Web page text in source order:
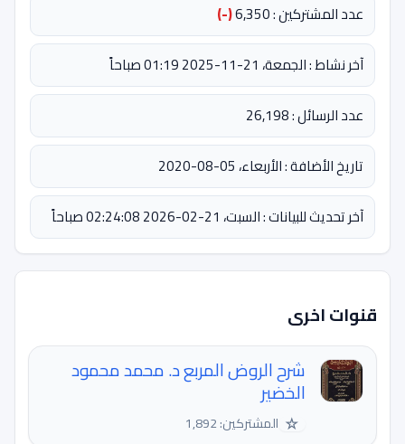
عدد المشتركين : 6,350
(-)
آخر نشاط : الجمعة، 21-11-2025 01:19 صباحاً
عدد الرسائل : 26,198
تاريخ الأضافة : الأربعاء، 05-08-2020
آخر تحديث للبيانات : السبت، 21-02-2026 02:24:08 صباحاً
قنوات اخرى
شرح الروض المربع د. محمد محمود
الخضير
☆ المشتركين: 1,892